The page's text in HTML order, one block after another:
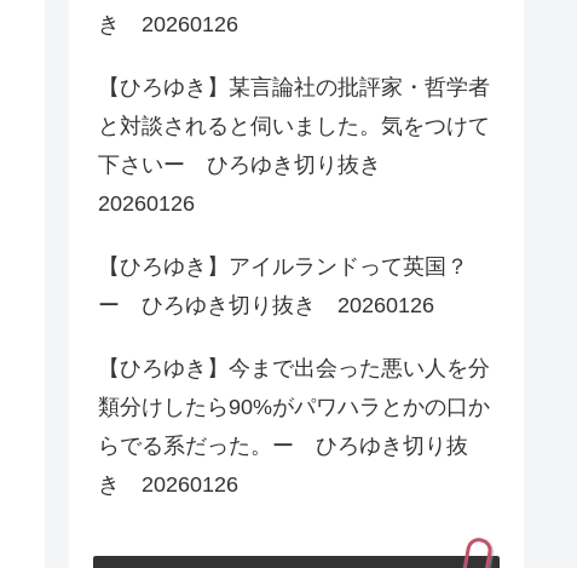
き 20260126
【ひろゆき】某言論社の批評家・哲学者
と対談されると伺いました。気をつけて
下さいー ひろゆき切り抜き
20260126
【ひろゆき】アイルランドって英国？
ー ひろゆき切り抜き 20260126
【ひろゆき】今まで出会った悪い人を分
類分けしたら90%がパワハラとかの口か
らでる系だった。ー ひろゆき切り抜
き 20260126